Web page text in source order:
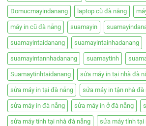
Domucmayindanang laptop cũ đà nẵng
máy in cũ đà nẵng suamayin
suamayintaidanang suamayintainhadanang
suamayintannhadanang suamaytinh
Suamaytinhtaidanang sửa máy in tại nhà đà
sửa máy in tại đà nẵng sửa máy in tận nhà đà
sửa máy in đà nẵng sửa máy in ở đà nẵng
sửa máy tính tại nhà đà nẵng sửa máy tính tại